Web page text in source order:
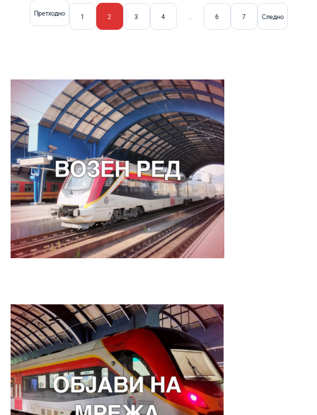
Претходно 1 2 3 4 6 7 Следно